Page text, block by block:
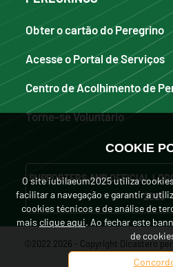
Obter o cartão do Peregrino
Acesse o Portal de Serviços
Centro de Acolhimento de
Torne-se Voluntário
SUPPORTERS AND OFFICIAL
2025
©2022 2026 - Copyright Dicastero
Vaticano. Tutti i diritti
COOKIE
O site iubilaeum2025 utiliza
facilitar a navegação e garantir a
cookies técnicos e de análise de
mais clique aqui. Ao fechar este
de